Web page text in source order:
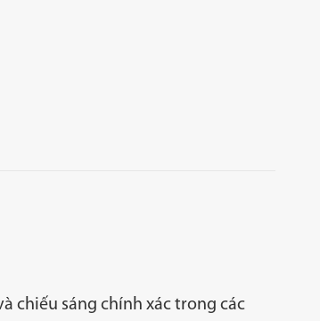
chiếu sáng chính xác trong các